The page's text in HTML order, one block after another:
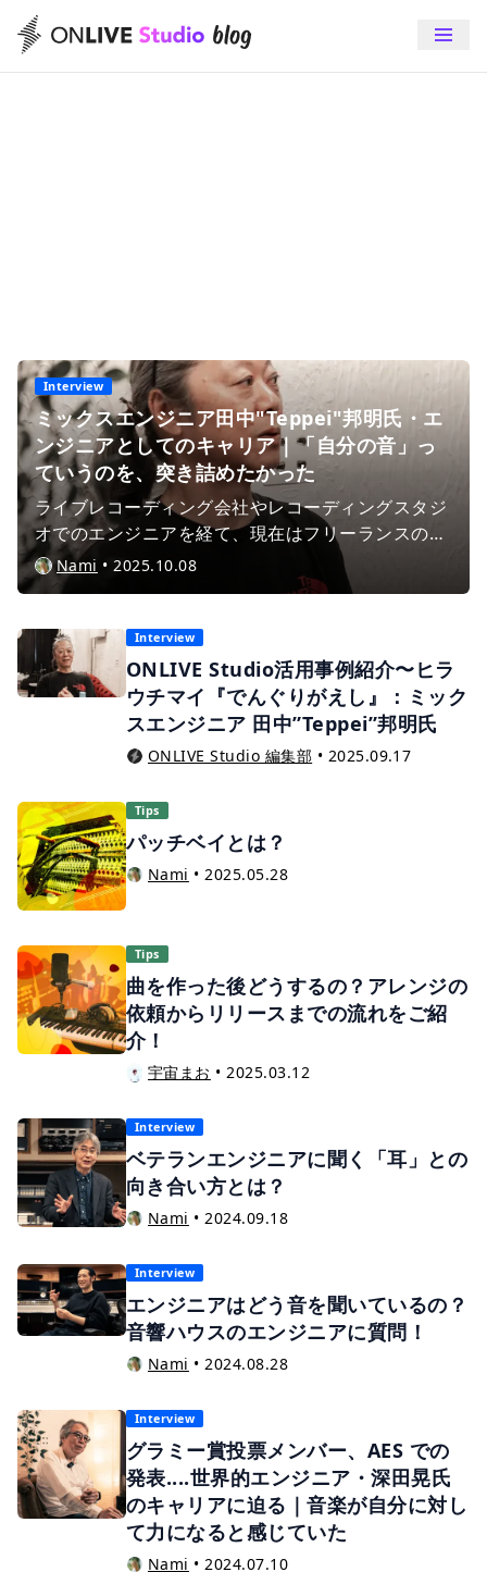
Interview
ミックスエンジニア田中"Teppei"邦明氏・エ
ンジニアとしてのキャリア｜「自分の音」っ
ていうのを、突き詰めたかった
ライブレコーディング会社やレコーディングスタジ
オでのエンジニアを経て、現在はフリーランスのエ
ンジニアとしてご活躍中の田中"Teppei"邦明氏。
80年代からキャリアを積み、これまで玉置浩二さん
に携わってきたエンジニアです。 2024年には
ONLIVE Studio 主催の楽曲コンテスト『Creators
Competition ONLIVE』のミックス部門に参加し、
多くの応募作品の中から田中氏のミックスが選出さ
れました。 今回は、そんな田中氏のこれまでのキャ
リアの歩み、そしてコンテスト参加時のエピソード
Nami •2025.10.08
Interview
ONLIVE Studio活用事例紹介〜ヒラ
ウチマイ『でんぐりがえし』：ミック
スエンジニア 田中”Teppei”邦明氏
ONLIVE Studio 編集部 • 2025.09.17
Tips
パッチベイとは？
Nami •2025.05.28
Tips
曲を作った後どうするの？アレンジの
依頼からリリースまでの流れをご紹
介！
宇宙まお •2025.03.12
Interview
ベテランエンジニアに聞く「耳」との
向き合い方とは？
Nami •2024.09.18
Interview
エンジニアはどう音を聞いているの？
音響ハウスのエンジニアに質問！
Nami •2024.08.28
Interview
グラミー賞投票メンバー、AES での
発表....世界的エンジニア・深田晃氏
のキャリアに迫る｜音楽が自分に対し
て力になると感じていた
Nami •2024.07.10